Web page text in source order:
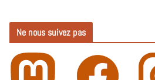
Ne nous suivez pas